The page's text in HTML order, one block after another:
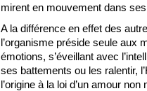
mirent en mouvement dans
A la différence en effet des
l’organisme préside seule aux
émotions, s’éveillant avec
ses battements ou les ralentir,
l’origine à la loi d’un amour